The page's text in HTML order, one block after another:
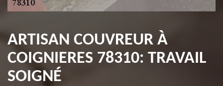
ARTISAN COUVREUR À
COIGNIERES 78310: TRAVAIL
SOIGNÉ